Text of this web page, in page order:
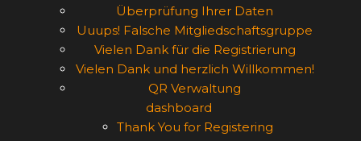
Überprüfung Ihrer Daten
Uuups! Falsche Mitgliedschaftsgruppe
Vielen Dank für die Registrierung
Vielen Dank und herzlich Willkommen!
QR Verwaltung
dashboard
Thank You for Registering